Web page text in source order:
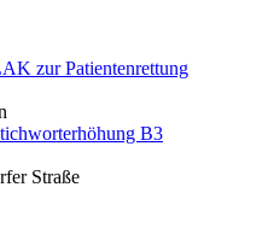
zur Patientenrettung
B3
Straße